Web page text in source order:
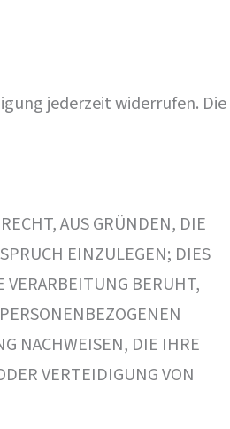
jederzeit widerrufen. Die
AUS GRÜNDEN, DIE
EINZULEGEN; DIES
VERARBEITUNG BERUHT,
NACHWEISEN, DIE IHRE
VERTEIDIGUNG VON